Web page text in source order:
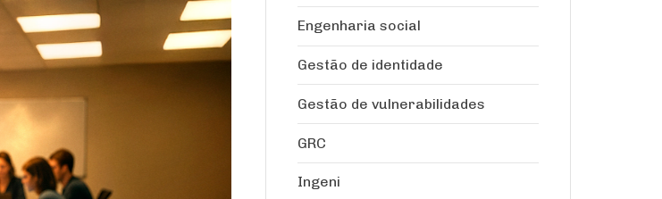
Engenharia social
Gestão de identidade
Gestão de vulnerabilidades
GRC
Ingeni